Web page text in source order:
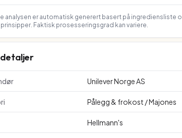
analysen er automatisk generert basert på
Faktisk prosesseringsgrad kan variere.
Unilever Norge AS
Pålegg & frokost / Majones
Hellmann's